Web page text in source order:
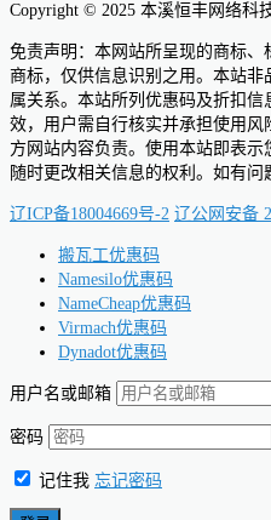
Copyright © 2025 本溪恒丰网络科
免责声明：本网站所呈现的商标
商标，仅供信息识别之用。本站
属关系。本站所列优惠码及折扣
效，用户需自行核实并承担使用
方网站内容负责。使用本站即表
随时更改相关信息的权利。如有问
辽ICP备18004669号-2 辽公网安备
搬瓦工优惠码
Namesilo优惠码
NameCheap优惠码
Virmach优惠码
Dynadot优惠码
用户名或邮箱
密码
记住我 忘记密码